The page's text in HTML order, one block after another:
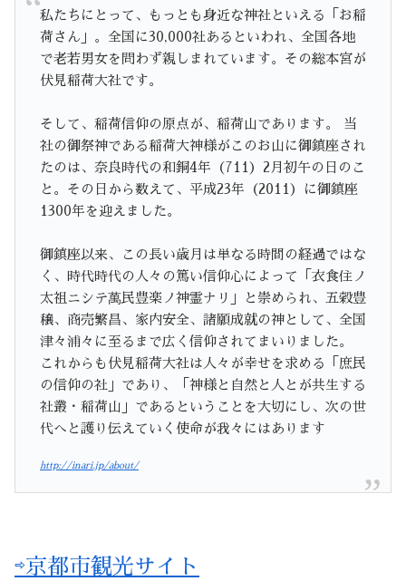
私たちにとって、もっとも身近な神社といえる「お稲
荷さん」。全国に30,000社あるといわれ、全国各地
で老若男女を問わず親しまれています。その総本宮が
伏見稲荷大社です。
そして、稲荷信仰の原点が、稲荷山であります。 当
社の御祭神である稲荷大神様がこのお山に御鎮座され
たのは、奈良時代の和銅4年（711）2月初午の日のこ
と。その日から数えて、平成23年（2011）に御鎮座
1300年を迎えました。
御鎮座以来、この長い歳月は単なる時間の経過ではな
く、時代時代の人々の篤い信仰心によって「衣食住ノ
太祖ニシテ萬民豊楽ノ神霊ナリ」と崇められ、五穀豊
穣、商売繁昌、家内安全、諸願成就の神として、全国
津々浦々に至るまで広く信仰されてまいりました。
これからも伏見稲荷大社は人々が幸せを求める「庶民
の信仰の社」であり、「神様と自然と人とが共生する
社叢・稲荷山」であるということを大切にし、次の世
代へと護り伝えていく使命が我々にはあります
http://inari.jp/about/
⇨京都市観光サイト